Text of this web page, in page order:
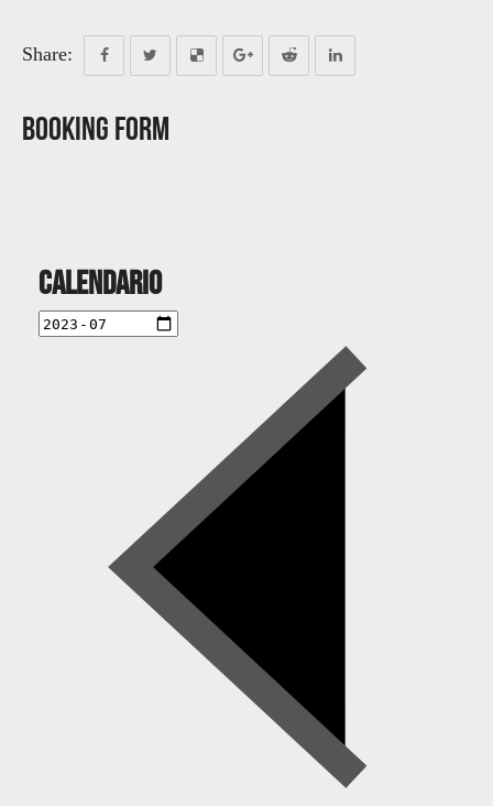
Share:
Booking Form
Calendario